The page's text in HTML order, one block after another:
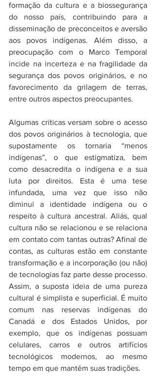
formação da cultura e a biossegurança
do nosso país, contribuindo para a
disseminação de preconceitos e aversão
aos povos indígenas. Além disso, a
preocupação com o Marco Temporal
incide na incerteza e na fragilidade da
segurança dos povos originários, e no
favorecimento da grilagem de terras,
entre outros aspectos preocupantes.
Algumas críticas versam sobre o acesso
dos povos originários à tecnologia, que
supostamente os tornaria “menos
indígenas”, o que estigmatiza, bem
como desacredita o indígena e a sua
luta por direitos. Esta é uma tese
infundada, uma vez que isso não
diminui a identidade indígena ou o
respeito à cultura ancestral. Aliás, qual
cultura não se relacionou e se relaciona
em contato com tantas outras? Afinal de
contas, as culturas estão em constante
transformação e a incorporação (ou não)
de tecnologias faz parte desse processo.
Assim, a suposta ideia de uma pureza
cultural é simplista e superficial. É muito
comum nas reservas indígenas do
Canadá e dos Estados Unidos, por
exemplo, que os indígenas possuam
celulares, carros e outros artifícios
tecnológicos modernos, ao mesmo
tempo em que mantêm suas tradições.